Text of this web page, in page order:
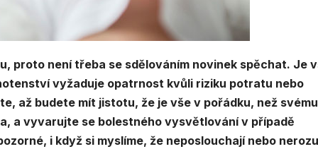
proto není třeba se sdělováním novinek spěchat. Je
vyžaduje opatrnost kvůli riziku potratu nebo
až budete mít jistotu, že je vše v pořádku, než svému
a vyvarujte se bolestného vysvětlování v případě
i když si myslíme, že neposlouchají nebo